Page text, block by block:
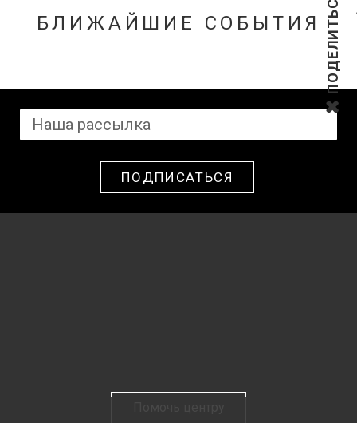
ПОДЕЛИТЬСЯ
БЛИЖАЙШИЕ СОБЫТИЯ
ПОДПИСАТЬСЯ